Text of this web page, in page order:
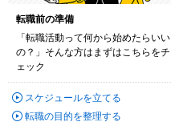
転職前の準備
「転職活動って何から始めたらいい
の？」そんな方はまずはこちらをチ
ェック
スケジュールを立てる
転職の目的を整理する